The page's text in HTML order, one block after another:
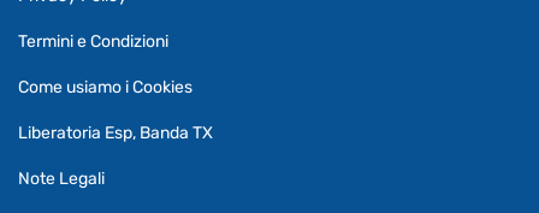
Termini e Condizioni
Come usiamo i Cookies
Liberatoria Esp, Banda TX
Note Legali